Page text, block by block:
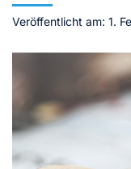
Mediathek
Jetzt
Veröffentlicht am: 1.